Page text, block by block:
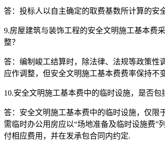
答：投标人以自主确定的取费基数所计算的安
9.房屋建筑与装饰工程的安全文明施工基本费
整？
答：编制峻工结算时，除法律、法规等政策性
应作调整，但安全文明施工基本费费率保持不
10.安全文明施工基本费中的临时设施，是否
答：安全文明施工基本费中的临时设施，仅限
需临时办公用房应以“场地准备及临时设施费”
付相应费用，并在发承包合同内约定.